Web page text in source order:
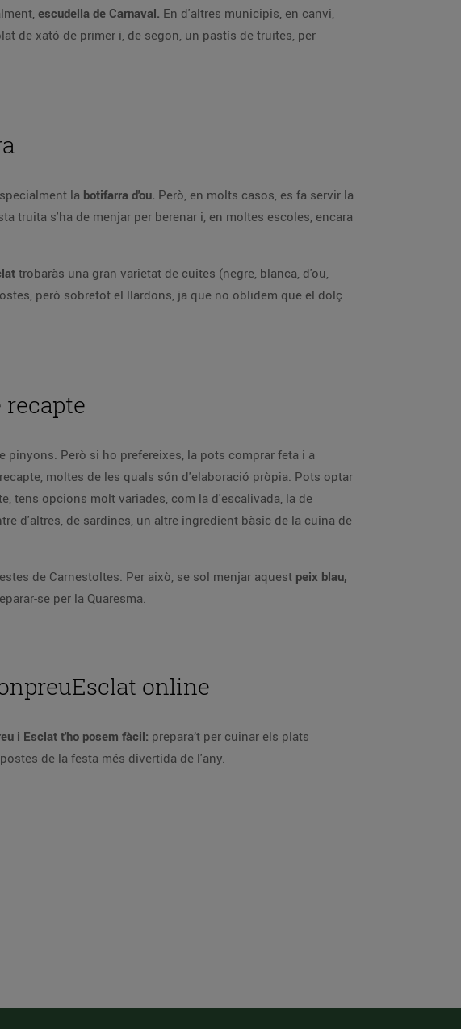
escudella de Carnaval. En d'altres municipis, en canvi,
de xató de primer i, de segon, un pastís de truites, per
la botifarra d'ou. Però, en molts casos, es fa servir la
truita s'ha de menjar per berenar i, en moltes escoles, encara
trobaràs una gran varietat de cuites (negre, blanca, d'ou,
però sobretot el llardons, ja que no oblidem que el dolç
recapte
Però si ho prefereixes, la pots comprar feta i a
moltes de les quals són d'elaboració pròpia. Pots optar
tens opcions molt variades, com la d'escalivada, la de
d'altres, de sardines, un altre ingredient bàsic de la cuina de
de Carnestoltes. Per això, se sol menjar aquest peix blau,
se per la Quaresma.
online
i Esclat t'ho posem fàcil: prepara’t per cuinar els plats
de la festa més divertida de l'any.